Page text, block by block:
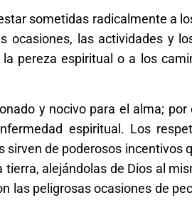
sometidas radicalmente a
ocasiones, las actividades y
pereza espiritual o a los
y nocivo para el alma; por
espiritual. Los
de poderosos incentivos
alejándolas de Dios al
las peligrosas ocasiones de